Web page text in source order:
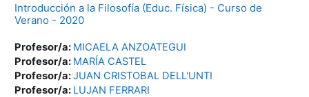
Introducción a la Filosofía (Educ. Física) - Curso de
Verano - 2020
Profesor/a: MICAELA ANZOATEGUI
Profesor/a: MARÍA CASTEL
Profesor/a:JUAN CRISTOBAL DELL'UNTI
Profesor/a: LUJAN FERRARI